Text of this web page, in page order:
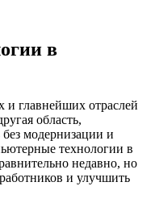
в
главнейших отраслей
область,
модернизации и
технологии в
недавно, но
и улучшить